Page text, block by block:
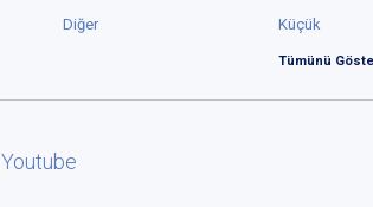
Diğer
Küçük
Tümünü
Youtube